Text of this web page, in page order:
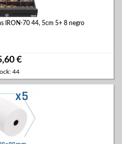
IRON-70 44, 5cm 5+ 8 negro
€
44